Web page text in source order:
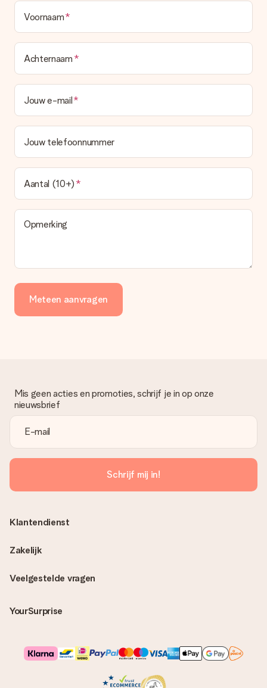
Voornaam
Achternaam
Jouw e-mail
Jouw telefoonnummer
Aantal (10+)
Opmerking
Meteen aanvragen
Mis geen acties en promoties, schrijf je in op onze
nieuwsbrief
Schrijf mij in!
Veelgestelde vragen
YourSurprise
Klantendienst
Zakelijk